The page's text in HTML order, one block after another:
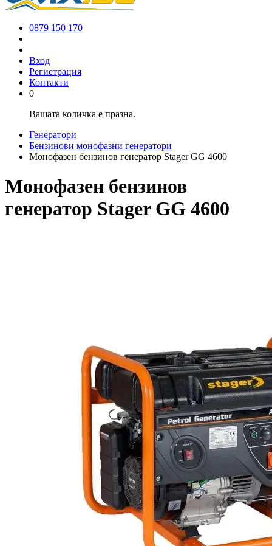
0879 150 170
Вход
Регистрация
Контакти
0
Вашата количка е празна.
Генератори
Бензинови монофазни генератори
Монофазен бензинов генератор Stager GG 4600
Монофазен бензинов
генератор Stager GG 4600